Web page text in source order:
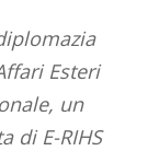
Esteri
un
di E-RIHS